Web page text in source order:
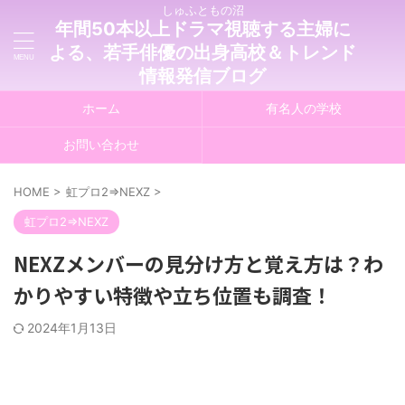
しゅふともの沼
年間50本以上ドラマ視聴する主婦に
よる、若手俳優の出身高校＆トレンド
情報発信ブログ
ホーム 有名人の学校
お問い合わせ
HOME > 虹プロ2⇒NEXZ >
虹プロ2⇒NEXZ
NEXZメンバーの見分け方と覚え方は？わ
かりやすい特徴や立ち位置も調査！
2024年1月13日